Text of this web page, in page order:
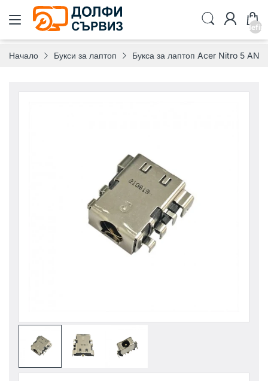
Начало Букси за лаптоп Букса за лаптоп Acer Nitro 5